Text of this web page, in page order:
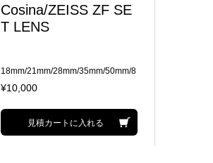
Cosina/ZEISS ZF SE
T LENS
18mm/21mm/28mm/35mm/50mm/8
¥10,000
見積カートに入れる